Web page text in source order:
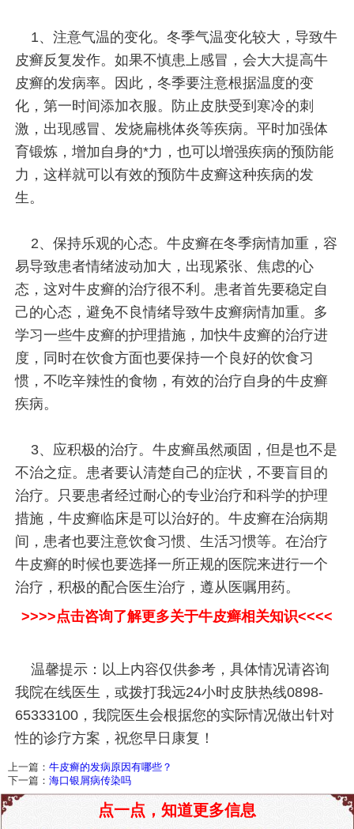
1、注意气温的变化。冬季气温变化较大，导致牛
皮癣反复发作。如果不慎患上感冒，会大大提高牛
皮癣的发病率。因此，冬季要注意根据温度的变
化，第一时间添加衣服。防止皮肤受到寒冷的刺
激，出现感冒、发烧扁桃体炎等疾病。平时加强体
育锻炼，增加自身的*力，也可以增强疾病的预防能
力，这样就可以有效的预防牛皮癣这种疾病的发
生。
2、保持乐观的心态。牛皮癣在冬季病情加重，容
易导致患者情绪波动加大，出现紧张、焦虑的心
态，这对牛皮癣的治疗很不利。患者首先要稳定自
己的心态，避免不良情绪导致牛皮癣病情加重。多
学习一些牛皮癣的护理措施，加快牛皮癣的治疗进
度，同时在饮食方面也要保持一个良好的饮食习
惯，不吃辛辣性的食物，有效的治疗自身的牛皮癣
疾病。
3、应积极的治疗。牛皮癣虽然顽固，但是也不是
不治之症。患者要认清楚自己的症状，不要盲目的
治疗。只要患者经过耐心的专业治疗和科学的护理
措施，牛皮癣临床是可以治好的。牛皮癣在治病期
间，患者也要注意饮食习惯、生活习惯等。在治疗
牛皮癣的时候也要选择一所正规的医院来进行一个
治疗，积极的配合医生治疗，遵从医嘱用药。
>>>>点击咨询了解更多关于牛皮癣相关知识<<<<
温馨提示：以上内容仅供参考，具体情况请咨询
我院在线医生，或拨打我远24小时皮肤热线0898-
65333100，我院医生会根据您的实际情况做出针对
性的诊疗方案，祝您早日康复！
上一篇： 牛皮癣的发病原因有哪些？
下一篇： 海口银屑病传染吗
点一点，知道更多信息